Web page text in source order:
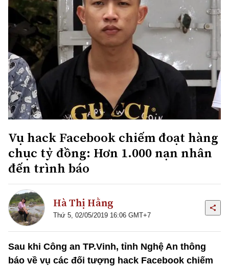
Vụ hack Facebook chiếm đoạt hàng
chục tỷ đồng: Hơn 1.000 nạn nhân
đến trình báo
Hà Thị Hằng
Thứ 5, 02/05/2019 16:06 GMT+7
Sau khi Công an TP.Vinh, tỉnh Nghệ An thông
báo về vụ các đối tượng hack Facebook chiếm